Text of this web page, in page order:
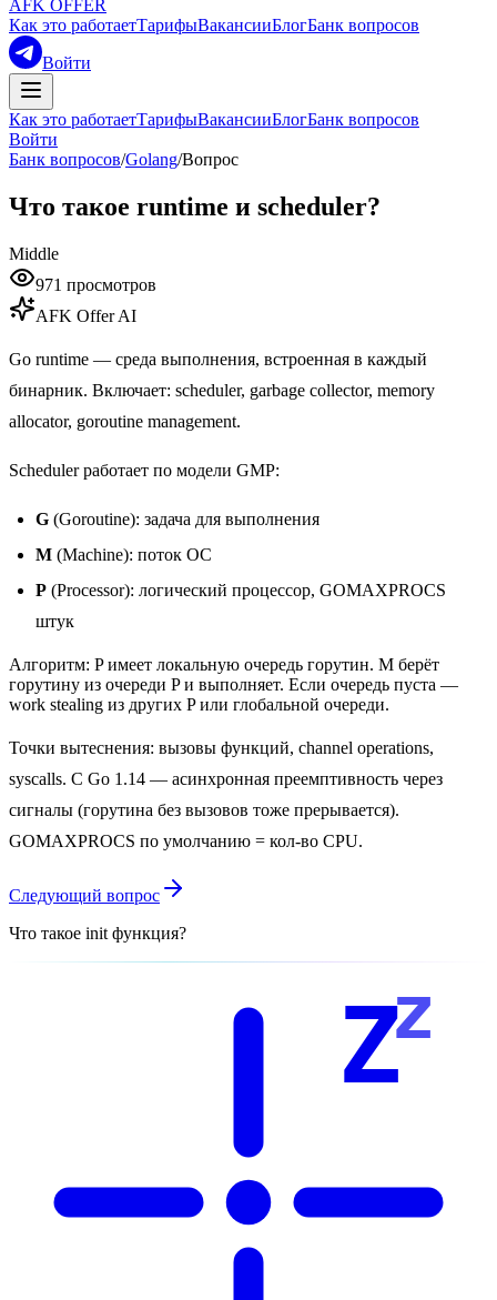
AFK OFFER
Как это работаетТарифыВакансииБлогБанк вопросов
Войти
Как это работаетТарифыВакансииБлогБанк вопросов
Войти
Банк вопросов/Golang/Вопрос
Что такое runtime и scheduler?
Middle
971 просмотров
AFK Offer AI
Go runtime — среда выполнения, встроенная в каждый
бинарник. Включает: scheduler, garbage collector, memory
allocator, goroutine management.
Scheduler работает по модели GMP:
G (Goroutine): задача для выполнения
M (Machine): поток ОС
P (Processor): логический процессор, GOMAXPROCS
штук
Алгоритм: P имеет локальную очередь горутин. M берёт
горутину из очереди P и выполняет. Если очередь пуста —
work stealing из других P или глобальной очереди.
Точки вытеснения: вызовы функций, channel operations,
syscalls. С Go 1.14 — асинхронная преемптивность через
сигналы (горутина без вызовов тоже прерывается).
GOMAXPROCS по умолчанию = кол-во CPU.
Следующий вопрос
Что такое init функция?
Zz